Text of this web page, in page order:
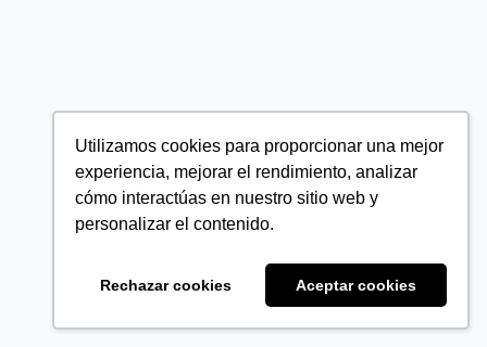
Utilizamos cookies para proporcionar una mejor
experiencia, mejorar el rendimiento, analizar
cómo interactúas en nuestro sitio web y
personalizar el contenido.
Rechazar cookies Aceptar cookies